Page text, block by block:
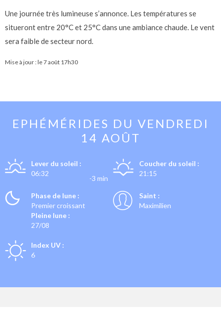
Une journée très lumineuse s’annonce. Les températures se
situeront entre 20°C et 25°C dans une ambiance chaude. Le vent
sera faible de secteur nord.
Mise à jour : le7 août 17h30
EPHÉMÉRIDES DU VENDREDI
14 AOÛT
Lever du soleil :
06:32
-3 min
Coucher du soleil :
21:15
Phase de lune :
Premier croissant
Pleine lune :
27/08
Saint :
Maximilien
Index UV :
6